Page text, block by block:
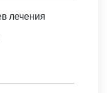
лечения